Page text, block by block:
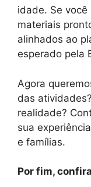
idade. Se você
materiais
alinhados ao
esperado pela
Agora
das
realidade?
sua
e famílias.
Por fim,